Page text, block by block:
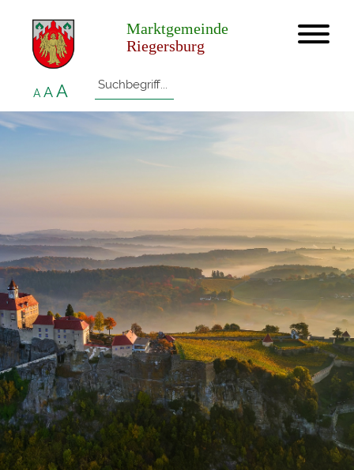
Marktgemeinde
Riegersburg
A AA